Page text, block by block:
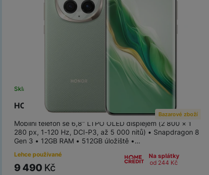
HONOR Magic6 Pro 512+12GB Green
Skladem na prodejně
Bazarové zboží
Mobilní telefon se 6,8" LTPO OLED displejem (2 800 × 1
280 px, 1-120 Hz, DCI-P3, až 5 000 nitů) • Snapdragon 8
Gen 3 • 12GB RAM • 512GB úložiště •…
Lehce používané
9 490 Kč
Na splátky
od 244 Kč